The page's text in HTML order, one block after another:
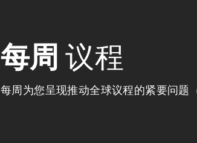
每周 议程
每周为您呈现推动全球议程的紧要问题